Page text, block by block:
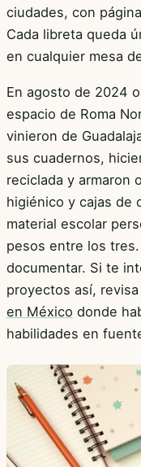
ciudades, con
Cada libreta queda
en cualquier mesa
En agosto de 2024
espacio de Roma
vinieron de
sus cuadernos,
reciclada y armaron
higiénico y cajas de
material escolar
pesos entre los
documentar. Si te
proyectos así,
en México donde
habilidades en